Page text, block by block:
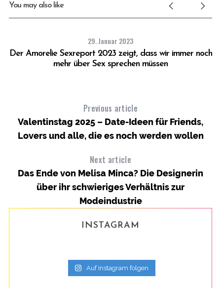
You may also like
29. Januar 2023
Der Amorelie Sexreport 2023 zeigt, dass wir immer noch
mehr über Sex sprechen müssen
Previous article
Valentinstag 2025 – Date-Ideen für Friends,
Lovers und alle, die es noch werden wollen
Next article
Das Ende von Melisa Minca? Die Designerin
über ihr schwieriges Verhältnis zur
Modeindustrie
INSTAGRAM
Auf Instagram folgen